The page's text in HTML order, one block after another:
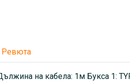
Ревюта
на кабела: 1м Букса 1: